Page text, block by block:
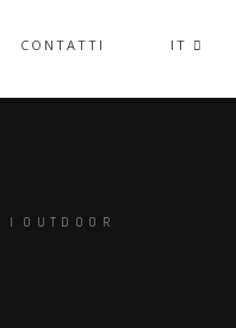
IT
CONTATTI
| OUTDOOR